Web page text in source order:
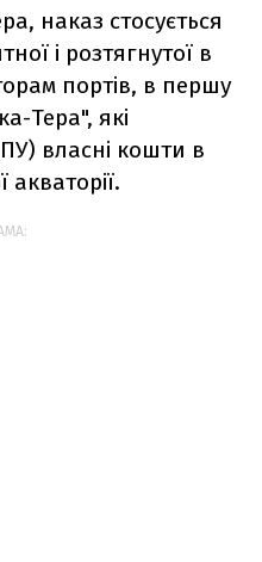
наказ стосується
і розтягнутої в
портів, в першу
Тера", які
власні кошти в